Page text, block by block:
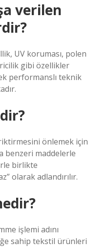
verilen
UV koruması, polen
gibi özellikler
performanslı teknik
önlemek için
benzeri maddelerle
birlikte
olarak adlandırılır.
işlemi adını
sahip tekstil ürünleri